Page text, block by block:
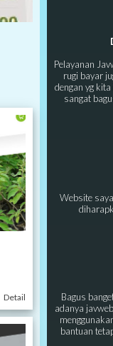
Detail
Pelayanan
rugi bayar
dengan yg
sangat
Website
Bagus
adanya
bantuan